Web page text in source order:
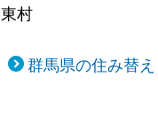
村
群馬県の住み替